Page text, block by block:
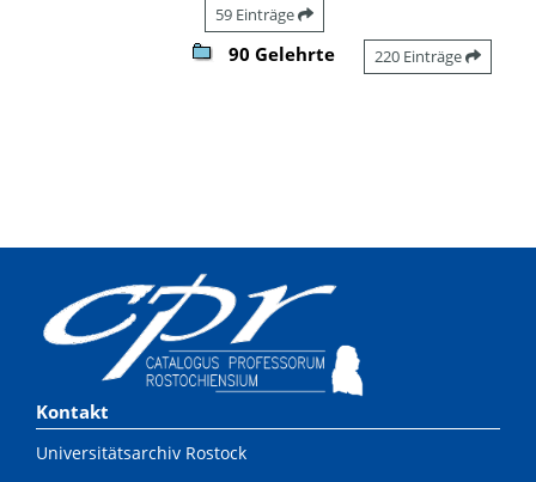
59 Einträge
90 Gelehrte 220 Einträge
Kontakt
Universitätsarchiv Rostock